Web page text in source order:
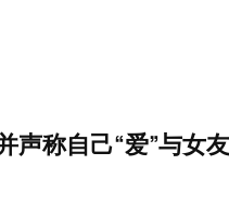
称自己“爱”与女